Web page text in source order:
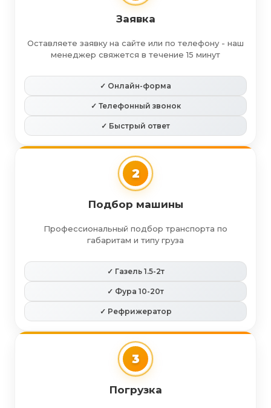
Заявка
Оставляете заявку на сайте или по телефону - наш
менеджер свяжется в течение 15 минут
✓ Онлайн-форма
✓ Телефонный звонок
✓ Быстрый ответ
2
Подбор машины
Профессиональный подбор транспорта по
габаритам и типу груза
✓ Газель 1.5-2т
✓ Фура 10-20т
✓ Рефрижератор
3
Погрузка